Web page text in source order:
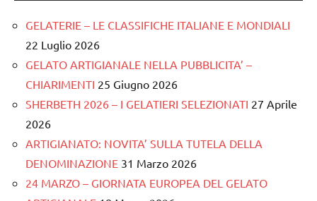
GELATERIE – LE CLASSIFICHE ITALIANE E MONDIALI
22 Luglio 2026
GELATO ARTIGIANALE NELLA PUBBLICITA’ –
CHIARIMENTI 25 Giugno 2026
SHERBETH 2026 – I GELATIERI SELEZIONATI 27 Aprile
2026
ARTIGIANATO: NOVITA’ SULLA TUTELA DELLA
DENOMINAZIONE 31 Marzo 2026
24 MARZO – GIORNATA EUROPEA DEL GELATO